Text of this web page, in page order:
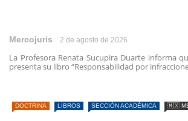
Mercojuris 2 de agosto de 2026
La Profesora Renata Sucupira Duarte informa
presenta su libro “Responsabilidad por
DOCTRINA LIBROS SECCIÓN ACADÉMICA 🇲🇽